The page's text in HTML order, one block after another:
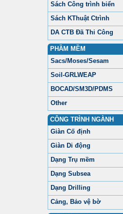
Sách Công trình biển
Sách KThuật Ctrình
DA CTB Đã Thi Công
PHẦM MỀM
Sacs/Moses/Sesam
Soil-GRLWEAP
BOCAD/SM3D/PDMS
Other
CÔNG TRÌNH NGÀNH
Giàn Cố định
Giàn Di động
Dạng Trụ mềm
Dạng Subsea
Dạng Drilling
Cảng, Bảo vệ bờ